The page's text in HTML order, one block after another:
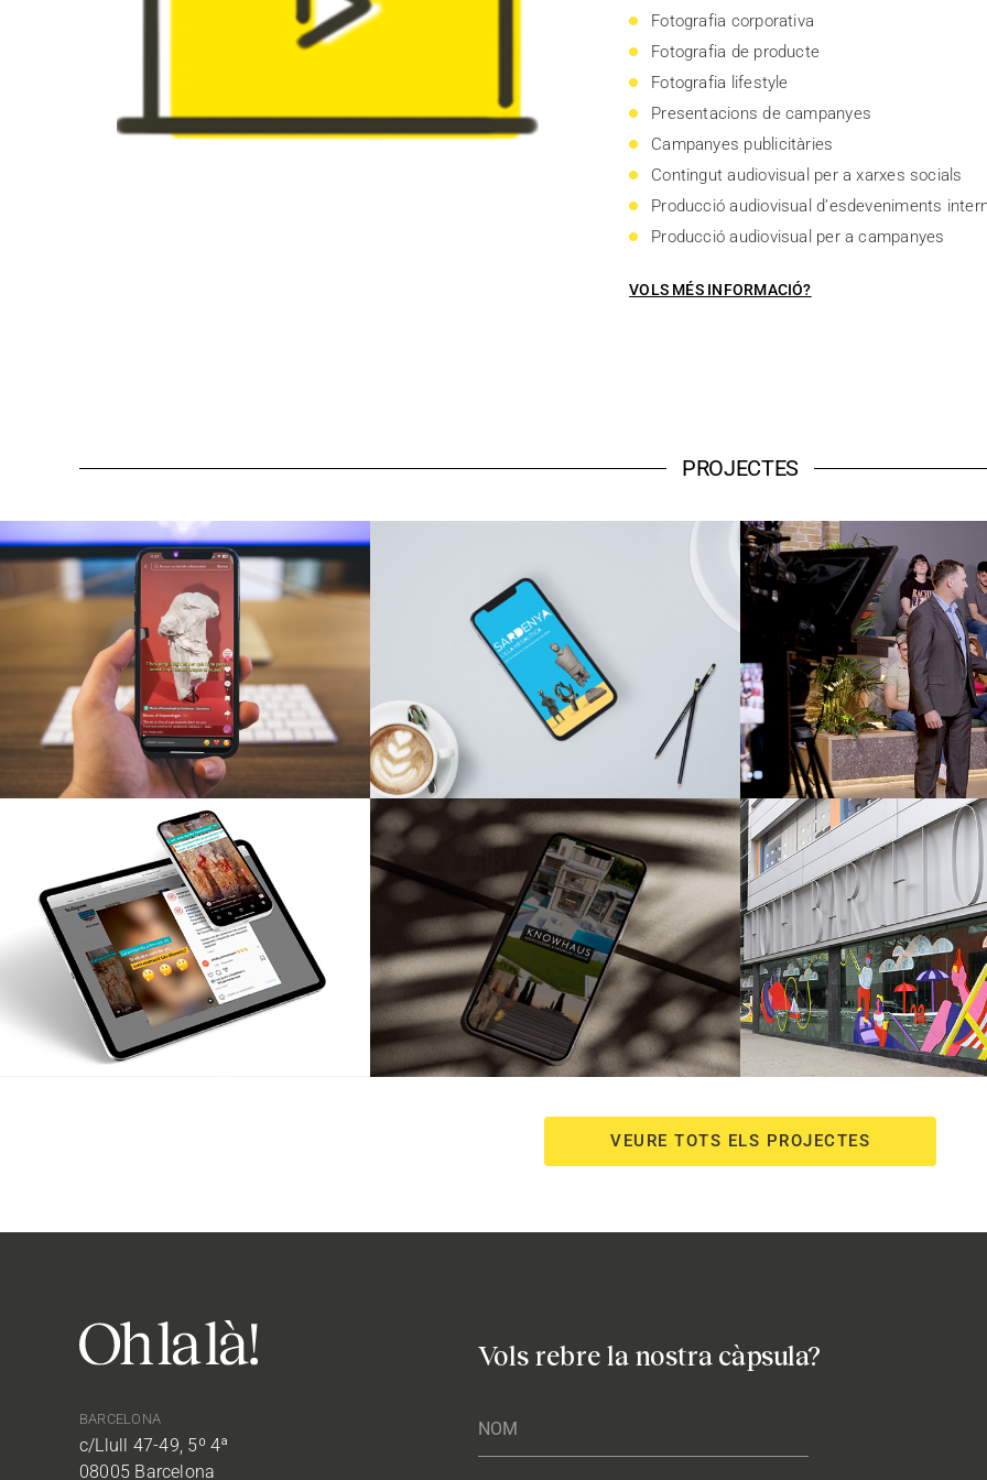
Fotografia corporativa
Fotografia de producte
Fotografia lifestyle
Presentacions de campanyes
Campanyes publicitàries
Contingut audiovisual per a xarxes socials
Producció audiovisual d’esdeveniments
Producció audiovisual per a campanyes
VOLS MÉS INFORMACIÓ?
PROJECTES
Museu d’Arqueologia de
Catalunya
Producció fotogràfica i audiovisual
Campanyes culturals
Museu d’Arqueologia de
Catalunya
Producció fotogràfica i audiovisual
Campanyes culturals
MGA Games
Producció fotogràfica i
WikiMAC
Producció fotogràfica i audiovisual
Xerrades KNOWHAUS
Producció fotogràfica i audiovisual
Barcelona
Timelapse
Producció fotogràfica i
VEURE TOTS ELS PROJECTES
BARCELONA
c/Llull 47-49, 5º 4ª
08005 Barcelona
Vols rebre la nostra càpsula?